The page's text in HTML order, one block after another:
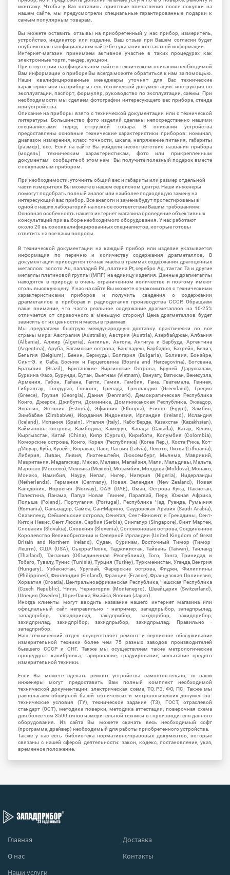
монтажу. Чтобы у Вас остались приятные впечатления после покупки на
нашем сайте, мы предусмотрели специальные гарантированные подарки к
самым популярным товарам.
Вы можете оставить отзывы на приобретенный у нас прибор, измеритель,
устройство, индикатор или изделие. Ваш отзыв при Вашем согласии будет
опубликован на официальном сайте без указания контактной информации.
Интернет-магазин принимаем активное участие в таких процедурах как
электронные торги, тендер, аукцион.
При отсутствии на официальном сайте в техническом описании необходимой
Вам информации о приборе Вы всегда можете обратиться к нам за помощью.
Наши квалифицированные менеджеры уточнят для Вас технические
характеристики на прибор из его технической документации: инструкция по
эксплуатации, паспорт, формуляр, руководство по эксплуатации, схемы. При
необходимости мы сделаем фотографии интересующего вас прибора, стенда
или устройства.
Описание на приборы взято с технической документации или с технической
литературы. Большинство фото изделий сделаны непосредственно нашими
специалистами перед отгрузкой товара. В описании устройства
предоставлены основные технические характеристики приборов: номинал,
диапазон измерения, класс точности, шкала, напряжение питания, габариты
(размер), вес. Если на сайте Вы увидели несоответствие названия прибора
(модель) техническим характеристикам, фото или прикрепленным
документам - сообщите об этом нам - Вы получите полезный подарок вместе
с покупаемым прибором.
При необходимости, уточнить общий вес и габариты или размер отдельной
части измерителя Вы можете в нашем сервисном центре. Наши инженеры
помогут подобрать полный аналог или наиболее подходящую замену на
интересующий вас прибор. Все аналоги и замена будут протестированы в
одной с наших лабораторий на полное соответствие Вашим требованиям.
Основная особенность нашего интернет магазина проведение объективных
консультаций при выборе необходимого оборудования. У нас работают
около 20 высококвалифицированных специалистов, которые готовы
ответить на все ваши вопросы.
В технической документации на каждый прибор или изделие указывается
информация по перечню и количеству содержания драгметаллов. В
документации приводится точная масса в граммах содержания драгоценных
металлов: золото Au, палладий Pd, платина Pt, серебро Ag, тантал Ta и другие
металлы платиновой группы (МПГ) на единицу изделия. Данные драгметаллы
находятся в природе в очень ограниченном количестве и поэтому имеют
столь высокую цену. У нас на сайте Вы можете ознакомиться с техническими
характеристиками приборов и получить сведения о содержании
драгметаллов в приборах и радиодеталях производства СССР. Обращаем
ваше внимание, что часто реальное содержание драгметаллов на 10-25%
отличается от справочного в меньшую сторону! Цена драгметаллов будет
зависить от их ценности и массы в граммах.
Мы предлагаем быструю международную доставку практически во все
страны мира: Австралия (Australia), Австрия (Austria), Азербайджан, Албания
(Albania), Алжир (Algeria), Ангилья, Ангола, Антигуа и Барбуда, Аргентина
(Argentina), Аруба, Багамские острова, Бангладеш, Барбадос, Бахрейн, Белиз,
Бельгия (Belgium), Бенин, Бермуды, Болгария (Bulgaria), Боливия, Бонайре,
Синт-Э. и Саба, Босния и Герцеговина (Bosnia and Herzegovina), Ботсвана,
Бразилия (Brazil), Британские Виргинские Острова, Бруней Даруссалам,
Буркина Фасо, Бурунди, Бутан, Вьетнам (Vietnam), Вануату, Ватикан, Венесуэла,
Армения, Габон, Гайана, Гаити, Гамия, Гамбия, Гана, Гватемала, Гвинея,
Гибралтар, Гондурас, Гонконг, Гренада, Гренландия (Greenland), Греция
(Greece), Грузия (Georgia), Дания (Denmark), Демократическая Республика
Конго, Джерси, Джибути, Доминика, Доминиканская Республика, Эквадор,
Эсватин, Эстония (Estonia), Эфиопия (Ethiopia), Египет (Egypt), Замбия,
Зимбабве (Zimbabwe), Иордания Индонезия, Ирландия (Ireland), Исландия
(Iceland), Испания (Spain), Италия (Italy), Кабо-Верде, Казахстан (Kazakhstan),
Каймановы острова, Камбоджа, Камерун, Канада (Canada), Катар, Кения,
Кыргызстан, Китай (China), Кипр (Cyprus), Кирибати, Колумбия (Colombia),
Коморские острова, Конго, Корея (Республика) (Korea Rep.), Коста-Рика, Кот-
д'Ивуар, Куба, Кувейт, Кюрасао, Лаос, Латвия (Latvia), Лесото, Литва (Lithuania),
Либерия, Ливан, Ливия, Лихтенштейн, Люксембург, Мьянма, Маврикий,
Мавритания, Мадагаскар, Макао, Малави, Малайзия, Мали, Мальдивы, Мальта,
Марокко (Morocco), Мексика (Mexico), Мозамбик, Молдова (Moldova), Монако,
Монако, Намибия, Науру, Непал, Нигер, Нигерия (Nigeria), Нидерланды
(Netherlands), Германия (Germany), Новая Зеландия (New Zealand), Новая
Каледония, Норвегия (Norway), ОАЭ (UAE), Оман, Острова Кука, Пакистан,
Палестина, Панама, Папуа Новая Гвинея, Парагвай, Перу, Южная Африка,
Польша (Poland), Португалия (Portugal), Республика Чад, Руанда, Румыния
(Romania), Сальвадор, Самоа, Сан-Марино, Саудовская Аравия (Saudi Arabia),
Свазиленд, Сейшельские острова, Сенегал, Сент-Винсент и Гренадины, Сент-
Китс и Невис, Сент-Люсия, Сербия (Serbia), Сингапур (Singapore), Синт-Мартен,
Словакия (Slovakia), Словения (Slovenia), Соломоновые острова, Соединенное
Королевство Великобритании и Северной Ирландии (United Kingdom of Great
Britain and Northern Ireland), Судан, Суринам, Восточный Тимор (Тимор-
Лешти), США (USA), Сьерра-Леоне, Таджикистан, Тайвань (Taiwan), Таиланд
(Thailand), Танзания (Объединенная Республика), Того, Тонга, Тринидад и
Тобаго, Тувалу, Тунис (Tunisia), Турция (Turkey), Туркменистан, Уганда, Венгрия
(Hungary), Узбекистан, Уругвай, Фарерские острова, Фиджи, Филиппины
(Philippines), Финляндия (Finland), Франция (France), Французская Полинезия,
Хорватия (Croatia), Центральноафриканская Республика, Чешская Республика
(Czech Republic), Чили, Черногория (Montenegro), Швейцария (Switzerland),
Швеция (Sweden), Шри-Ланка, Ямайка, Япония (Japan).
Иногда клиенты могут вводить название нашего интернет магазина или
официальный сайт неправильно - например, западпрыбор, западпрылад,
западпрібор, западприлад, західприбор, західпрібор, захидприбор,
захидприлад, захидпрібор, захидпрыбор, захидпрылад. Правильно -
западприбор.
Наш технический отдел осуществляет ремонт и сервисное обслуживание
измерительной техники более чем 75 разных заводов производителей
бывшего СССР и СНГ. Также мы осуществляем такие метрологические
процедуры: калибровка, тарирование, градуирование, испытание средств
измерительной техники.
Если Вы можете сделать ремонт устройства самостоятельно, то наши
инженеры могут предоставить Вам полный комплект необходимой
технической документации: электрическая схема, ТО, РЭ, ФО, ПС. Также мы
располагаем обширной базой технических и метрологических документов:
технические условия (ТУ), техническое задание (ТЗ), ГОСТ, отраслевой
стандарт (ОСТ), методика поверки, методика аттестации, поверочная схема
для более чем 3500 типов измерительной техники от производителя данного
оборудования. Из сайта Вы можете скачать весь необходимый софт
(программа, драйвер) необходимый для работы приобретенного устройства.
Также у нас есть библиотека нормативно-правовых документов, которые
связаны с нашей сферой деятельности: закон, кодекс, постановление, указ,
временное положение.
Главная
Доставка
О нас
Контакты
Наши услуги